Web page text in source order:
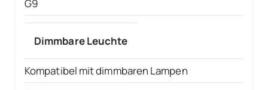
G9
Dimmbare Leuchte
Kompatibel mit dimmbaren Lampen